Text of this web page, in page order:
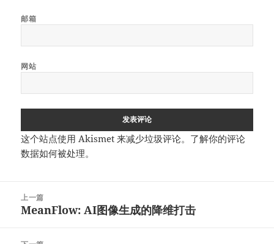
邮箱
网站
这个站点使用 Akismet 来减少垃圾评论。 了解你的评论
数据如何被处理。
上一篇
上
文
MeanFlow: AI图像生成的降维打击